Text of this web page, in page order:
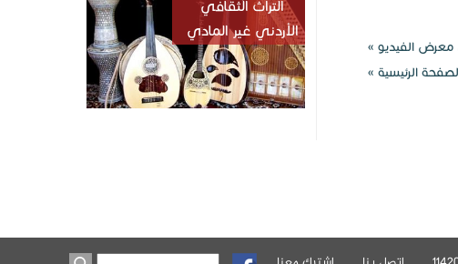
معرض الفيديو »
الرئيسية »
التراث الُثقافي
الأردني غير المادي